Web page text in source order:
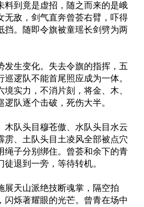
料到竟是虚招，随之而来的是峨
无敌，剑气直奔曾荟右臂，吓得
挡。随即令旗被童瑶长剑劈为两
发生变化。失去令旗的指挥，五
逻队不能首尾照应成为一体。
境实力，不消片刻，将金、木、
队逐个击破，死伤大半。
木队头目穆苍傲、水队头目水云
雳、土队头目土凌风全部被点穴
绳子分别绑住。曾荟和余下的青
退到一旁，等待转机。
展天山派绝技断魂掌，隔空拍
闪烁著耀眼的光芒。曾青在场中